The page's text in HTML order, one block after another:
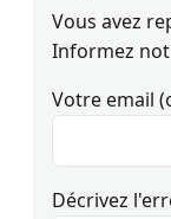
Vous avez
Informez
Votre email
Décrivez